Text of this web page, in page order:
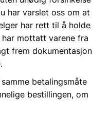
har varslet oss om at
har rett til å holde
mottatt varene fra
frem dokumentasjon
betalingsmåte
bestillingen, om